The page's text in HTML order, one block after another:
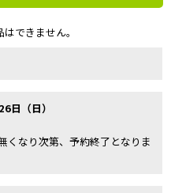
できません。
日（日）
なり次第、予約終了となりま